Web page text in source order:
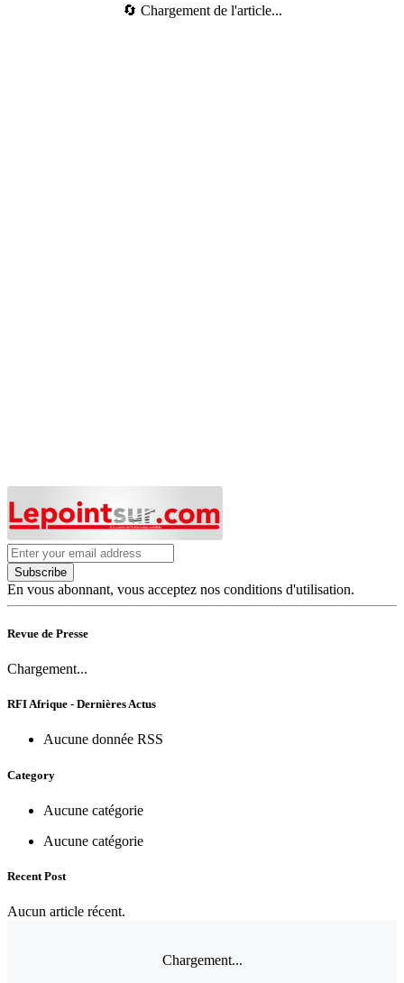
🔄 Chargement de l'article...
Subscribe
En vous abonnant, vous acceptez nos conditions d'utilisation.
Revue de Presse
Chargement...
RFI Afrique - Dernières Actus
Aucune donnée RSS
Category
Aucune catégorie
Aucune catégorie
Recent Post
Aucun article récent.
Chargement...